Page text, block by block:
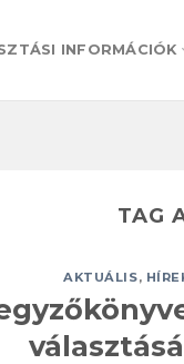
INFORMÁCIÓK
TAG
AKTUÁLIS,